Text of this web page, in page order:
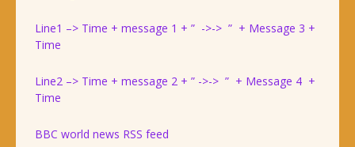
Line1 –> Time + message 1 + ” ->-> ” + Message 3 +
Time
Line2 –> Time + message 2 + ” ->-> ” + Message 4 +
Time
BBC world news RSS feed